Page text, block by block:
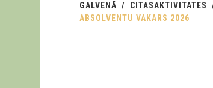
GALVENĀ CITASAKTIVITATES
ABSOLVENTU VAKARS 2026